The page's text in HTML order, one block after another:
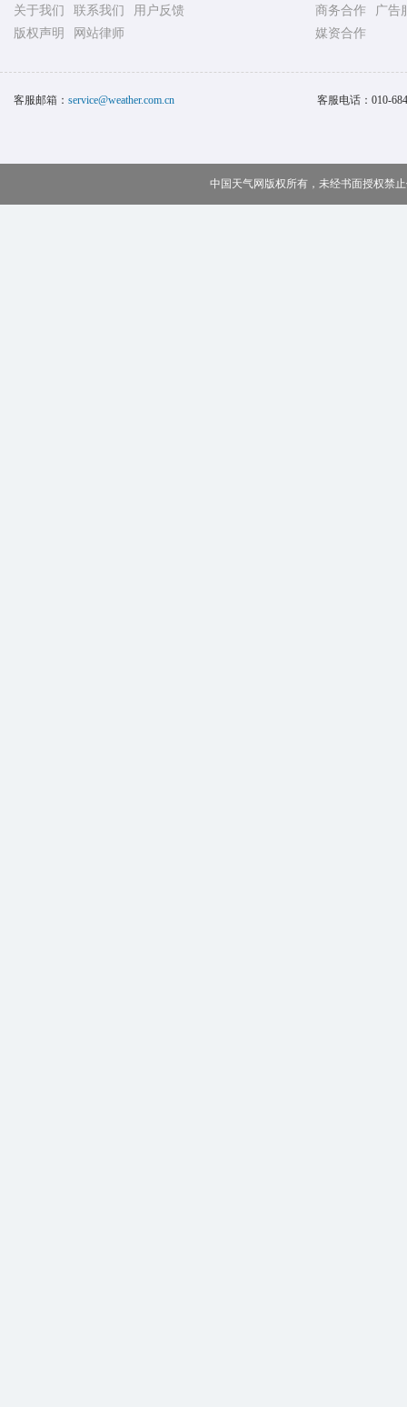
关于我们 联系我们
用户反馈
版权声明
网站律师
商务合作
广告
媒资合作
客服邮箱： service@weather.com.cn 客服电话： 010-
中国天气网版权所有，未经书面授权